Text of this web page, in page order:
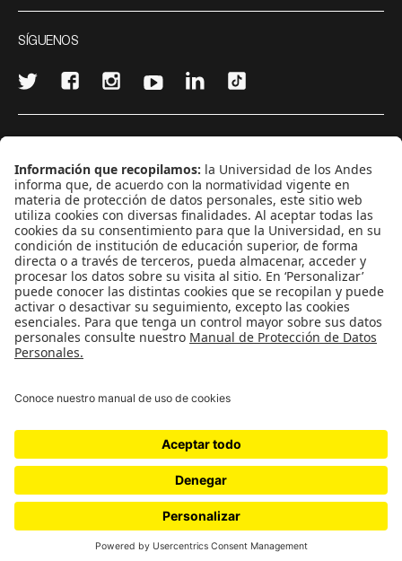
SÍGUENOS
CONTÁCTANOS
cerosetenta@uniandes.edu.co
BOGOTÁ, COLOMBIA
NEWSLETTER